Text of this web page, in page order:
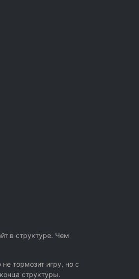
в структуре. Чем
тормозит игру, но с
структуры.